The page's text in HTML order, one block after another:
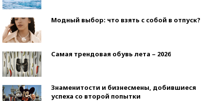
Модный выбор: что взять с собой в отпуск?
Самая трендовая обувь лета – 2026
Знаменитости и бизнесмены, добившиеся
успеха со второй попытки